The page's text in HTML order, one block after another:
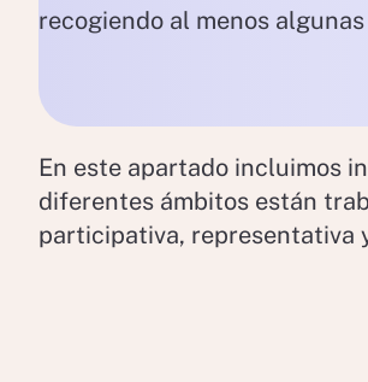
recogiendo al menos
En este apartado incluimos
diferentes ámbitos están
participativa, representativa